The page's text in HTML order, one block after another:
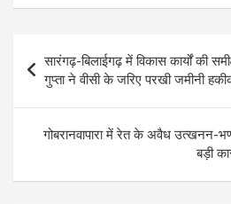
ce
b
o
o
k
se
n
g
er
at
s
A
p
p
e
gr
a
m
navigation
सारंगढ़-बिलाईगढ़ में विकास कार्यों की
गुप्ता ने वीसी के जरिए परखी जमीनी
गोबरानवापारा में रेत के अवैध उत्खनन-
बड़ी